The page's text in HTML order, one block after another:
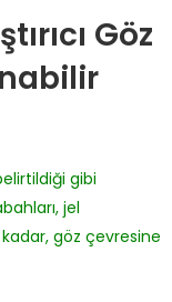
Göz
gibi
jel
göz çevresine